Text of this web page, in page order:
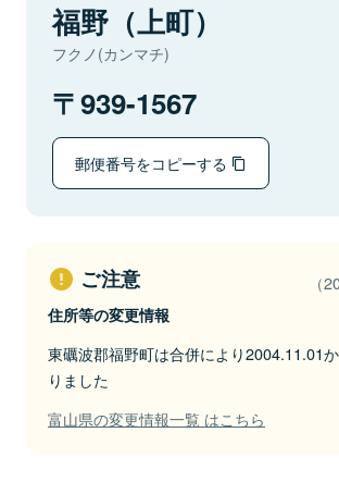
福野（上町）
フクノ(カンマチ)
939-1567
郵便番号をコピーする
ご注意 （
住所等の変更情報
東礪波郡福野町は合併により2004.11.01
りました
富山県の変更情報一覧 はこちら